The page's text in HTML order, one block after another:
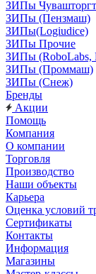
ЗИПы
ЗИПы (Пензмаш)
ЗИПы(Logiudice)
ЗИПы Прочие
ЗИПы
ЗИПы (Проммаш)
ЗИПы (Снеж)
Бренды
Акции
Помощь
Компания
О компании
Торговля
Производство
Наши объекты
Карьера
Оценка условий
Сертификаты
Контакты
Информация
Магазины